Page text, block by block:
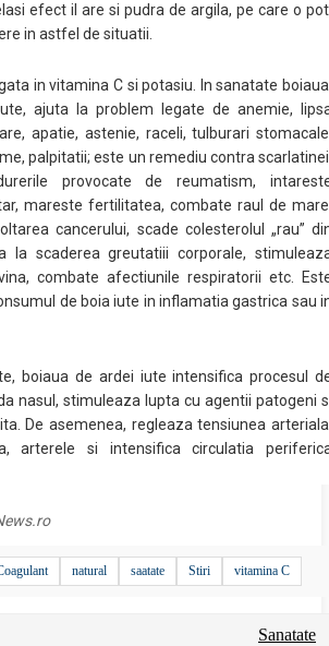
efect il are si pudra de argila, pe care o
in astfel de situatii.
in vitamina C si potasiu. In sanatate
ajuta la problem legate de anemie,
apatie, astenie, raceli, tulburari
palpitatii; este un remediu contra
provocate de reumatism,
mareste fertilitatea, combate raul de
cancerului, scade colesterolul „rau”
la scaderea greutatiii corporale,
combate afectiunile respiratorii etc.
de boia iute in inflamatia gastrica sau
boiaua de ardei iute intensifica procesul
nasul, stimuleaza lupta cu agentii patogeni
De asemenea, regleaza tensiunea
arterele si intensifica circulatia
natural saatate Stiri vitamina C
Sanatate